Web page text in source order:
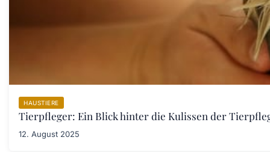
HAUSTIERE
Tierpfleger: Ein Blick hinter die Kulissen der
12. August 2025